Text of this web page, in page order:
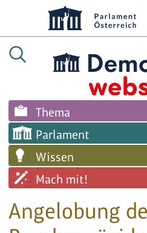
Thema
Parlament
Wissen
Mach mit!
Angelobung